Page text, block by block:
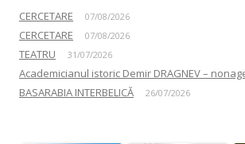
CERCETARE 07/08/2026
CERCETARE 07/08/2026
TEATRU 31/07/2026
Academicianul istoric Demir DRAGNEV –
BASARABIA INTERBELICĂ 26/07/2026